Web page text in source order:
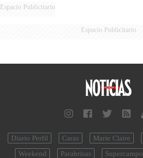
Espacio Publicitario
Espacio Publicitario
Diario Perfil Caras Marie Claire
Weekend
Parabrisas Supercampo